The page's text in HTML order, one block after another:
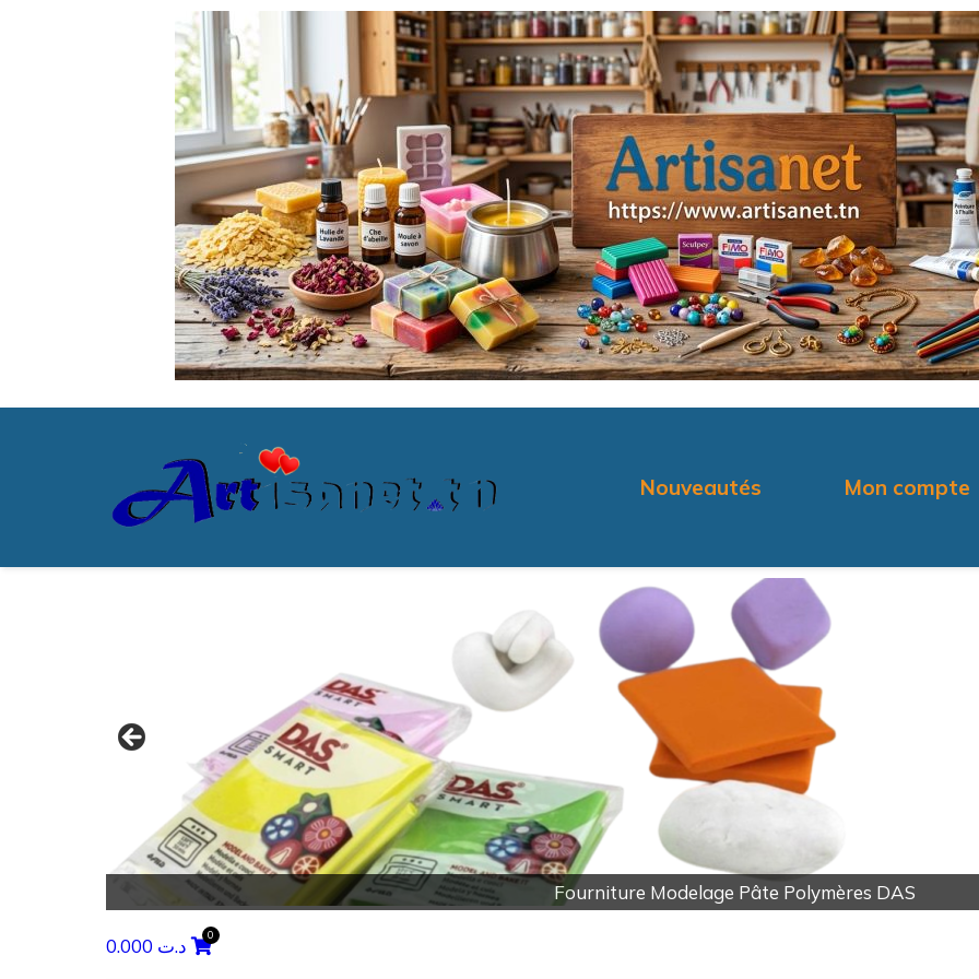
Nouveautés Mon compte
Payement en ligne par carte bancaire ou Postal
د.ت